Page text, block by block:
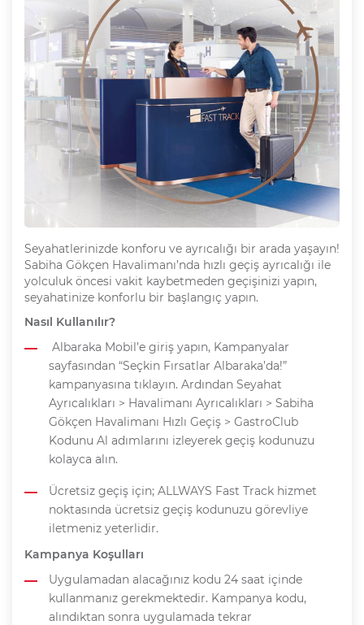
Seyahatlerinizde konforu ve ayrıcalığı bir arada yaşayın!
Sabiha Gökçen Havalimanı’nda hızlı geçiş ayrıcalığı ile
yolculuk öncesi vakit kaybetmeden geçişinizi yapın,
seyahatinize konforlu bir başlangıç yapın.
Nasıl Kullanılır?
Albaraka Mobil’e giriş yapın, Kampanyalar
sayfasından “Seçkin Fırsatlar Albaraka’da!”
kampanyasına tıklayın. Ardından Seyahat
Ayrıcalıkları > Havalimanı Ayrıcalıkları > Sabiha
Gökçen Havalimanı Hızlı Geçiş > GastroClub
Kodunu Al adımlarını izleyerek geçiş kodunuzu
kolayca alın.
Ücretsiz geçiş için; ALLWAYS Fast Track hizmet
noktasında ücretsiz geçiş kodunuzu görevliye
iletmeniz yeterlidir.
Kampanya Koşulları
Uygulamadan alacağınız kodu 24 saat içinde
kullanmanız gerekmektedir. Kampanya kodu,
alındıktan sonra uygulamada tekrar